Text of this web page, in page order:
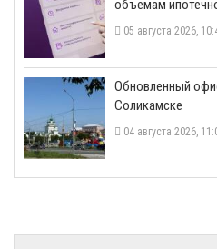
объемам
05 августа 2026,
​Обновленный
Соликамске
04 августа 2026,